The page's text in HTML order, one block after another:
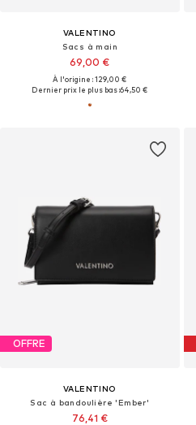
VALENTINO
Sacs à main
69,00 €
À l'origine : 129,00 €
Dernier prix le plus bas :64,50 €
OFFRE
VALENTINO
Sac à bandoulière 'Ember'
76,41 €